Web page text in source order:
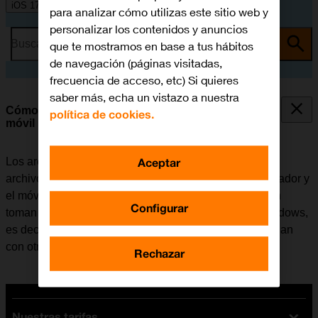
iOS 17
Busca por problema o tema
Cómo transferir archivos entre el ordenador y el
móvil
Los archivos como, por ejemplo, las fotografías o los
archivos de música se pueden transferir entre el ordenador y
el móvil. Tener en cuenta que los pasos a continuación
toman como punto de partida el sistema operativo Windows,
es decir, que estas instrucciones puede que no coincidan
con otros sistemas operativos.
para analizar cómo utilizas este sitio web y
personalizar los contenidos y anuncios
que te mostramos en base a tus hábitos
de navegación (páginas visitadas,
frecuencia de acceso, etc) Si quieres
saber más, echa un vistazo a nuestra
política de cookies.
Configurar
Rechazar
Aceptar